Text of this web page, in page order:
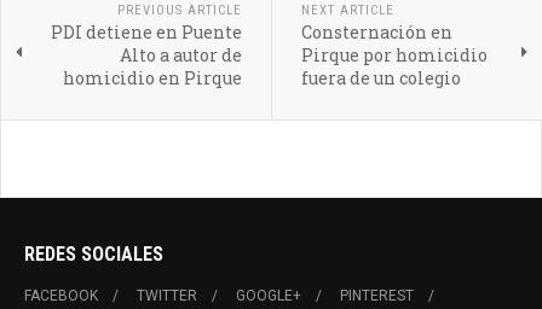
PREVIOUS ARTICLE
PDI detiene en Puente
Alto a autor de
homicidio en Pirque
NEXT ARTICLE
Consternación en
Pirque por homicidio
fuera de un colegio
REDES SOCIALES
FACEBOOK TWITTER GOOGLE+
PINTEREST